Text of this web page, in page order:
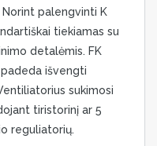
Norint palengvinti K
tiekiamas su
detalėmis. FK
išvengti
sukimosi
tiristorinį ar 5
reguliatorių.